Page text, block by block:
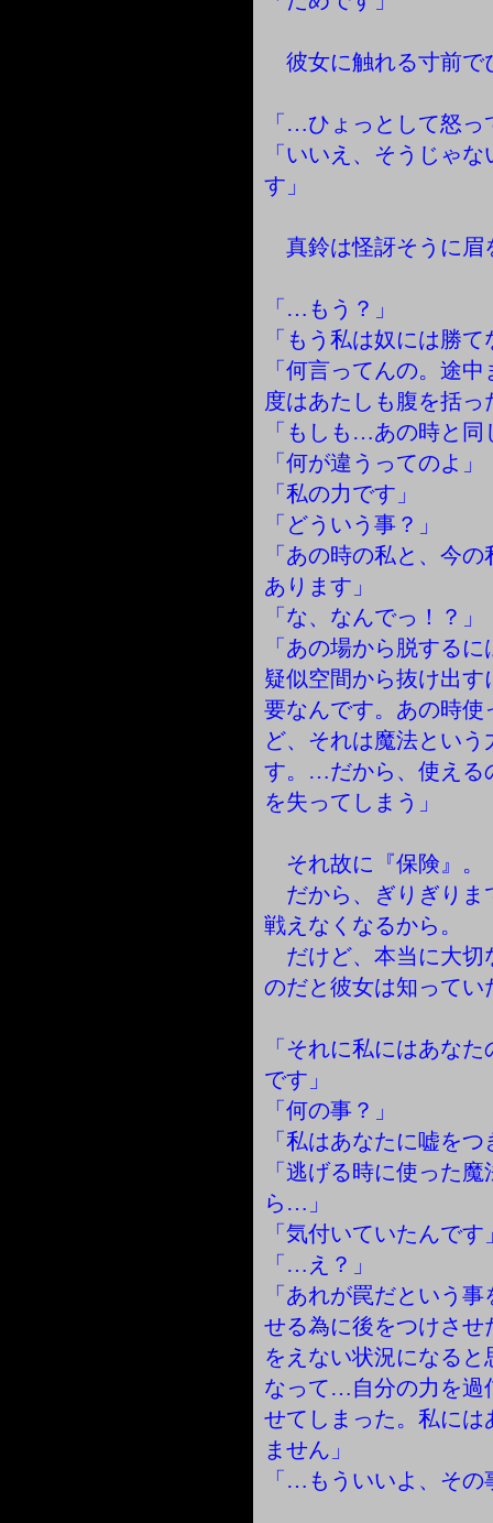
彼女に触れる寸前で
「…ひょっとして怒っ
「いいえ、そうじゃ
す」
真鈴は怪訝そうに眉
「…もう？」
「もう私は奴には勝
「何言ってんの。途
度はあたしも腹を括
「もしも…あの時と
「何が違うってのよ」
「私の力です」
「どういう事？」
「あの時の私と、今
あります」
「な、なんでっ！？」
「あの場から脱する
疑似空間から抜け出
要なんです。あの時
ど、それは魔法とい
す。…だから、使える
を失ってしまう」
それ故に『保険』。
だから、ぎりぎりま
戦えなくなるから。
だけど、本当に大切
のだと彼女は知ってい
「それに私にはあな
です」
「何の事？」
「私はあなたに嘘を
「逃げる時に使った
ら…」
「気付いていたんです
「…え？」
「あれが罠だという
せる為に後をつけさ
をえない状況になる
なって…自分の力を過
せてしまった。私に
ません」
「…もういいよ、そ